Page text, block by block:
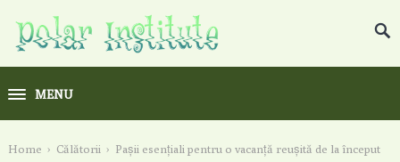
MENU
Home › Călătorii › Pașii esențiali pentru o vacanță reușită de la început